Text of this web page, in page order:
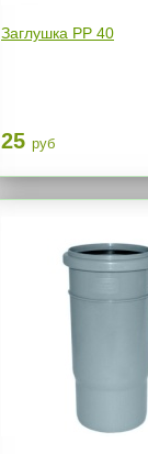
Заглушка РР 40
25 руб